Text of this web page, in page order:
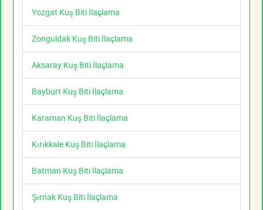
Yozgat Kuş Biti İlaçlama
Zonguldak Kuş Biti İlaçlama
Aksaray Kuş Biti İlaçlama
Bayburt Kuş Biti İlaçlama
Karaman Kuş Biti İlaçlama
Kırıkkale Kuş Biti İlaçlama
Batman Kuş Biti İlaçlama
Şırnak Kuş Biti İlaçlama